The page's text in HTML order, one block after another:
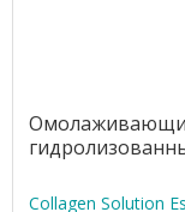
Collagen Solution